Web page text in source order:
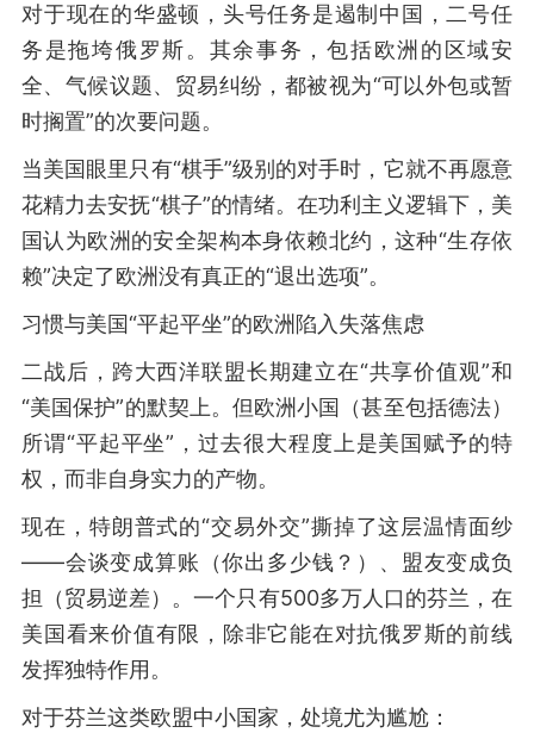
对于现在的华盛顿，头号任务是遏制中国，二号任
务是拖垮俄罗斯。其余事务，包括欧洲的区域安
全、气候议题、贸易纠纷，都被视为“可以外包或暂
时搁置”的次要问题。
当美国眼里只有“棋手”级别的对手时，它就不再愿意
花精力去安抚“棋子”的情绪。在功利主义逻辑下，美
国认为欧洲的安全架构本身依赖北约，这种“生存依
赖”决定了欧洲没有真正的“退出选项”。
习惯与美国“平起平坐”的欧洲陷入失落焦虑
二战后，跨大西洋联盟长期建立在“共享价值观”和
“美国保护”的默契上。但欧洲小国（甚至包括德法）
所谓“平起平坐”，过去很大程度上是美国赋予的特
权，而非自身实力的产物。
现在，特朗普式的“交易外交”撕掉了这层温情面纱
——会谈变成算账（你出多少钱？）、盟友变成负
担（贸易逆差）。一个只有500多万人口的芬兰，在
美国看来价值有限，除非它能在对抗俄罗斯的前线
发挥独特作用。
对于芬兰这类欧盟中小国家，处境尤为尴尬：